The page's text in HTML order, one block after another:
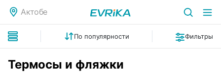
Актобе
По популярности Фильтры
Термосы и фляжки